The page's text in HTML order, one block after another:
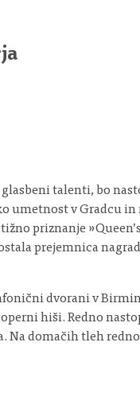
talenti, bo
umetnost v Gradcu
priznanje
prejemnica
dvorani v
hiši. Redno
domačih tleh